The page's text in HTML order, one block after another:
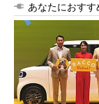
あなたにおすす